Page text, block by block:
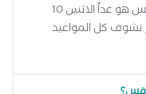
أقرب ميعاد لدكتور توماس عجيب مرقس هو غداً الاثنين 10
وتقدر تشوف كل المواعيد